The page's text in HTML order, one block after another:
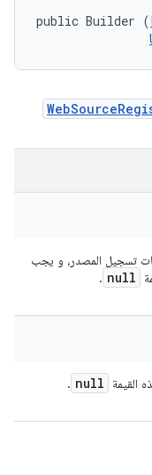
public Builder (
تسجيل المصدر، و يجب
null
.
القيمة null
.